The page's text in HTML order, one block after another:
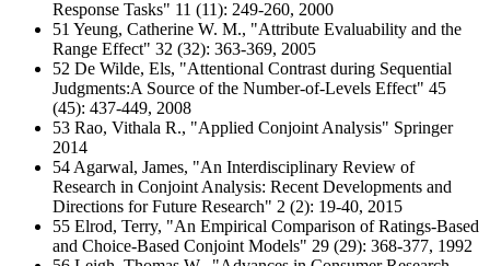
Response Tasks" 11 (11): 249-260, 2000
51 Yeung, Catherine W. M., "Attribute Evaluability and the
Range Effect" 32 (32): 363-369, 2005
52 De Wilde, Els, "Attentional Contrast during Sequential
Judgments:A Source of the Number-of-Levels Effect" 45
(45): 437-449, 2008
53 Rao, Vithala R., "Applied Conjoint Analysis" Springer
2014
54 Agarwal, James, "An Interdisciplinary Review of
Research in Conjoint Analysis: Recent Developments and
Directions for Future Research" 2 (2): 19-40, 2015
55 Elrod, Terry, "An Empirical Comparison of Ratings-Based
and Choice-Based Conjoint Models" 29 (29): 368-377, 1992